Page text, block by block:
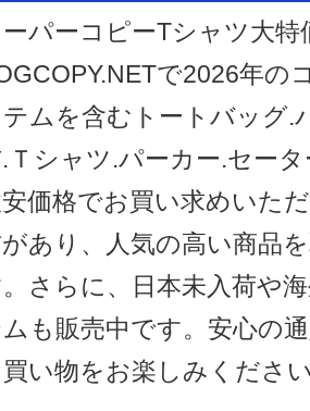
パーコピーTシャツ大特
で2026年の
ムを含むトートバッグ.
Ｔシャツ.パーカー.セー
価格でお買い求めいた
あり、人気の高い商品
さらに、日本未入荷や
も販売中です。安心の
い物をお楽しみくださ